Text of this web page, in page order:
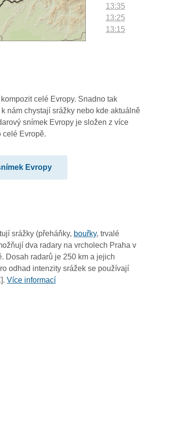
13:35
13:25
13:15
12:15
12:05
11:55
10:15
10:05
09:55
09:45
celé Evropy. Snadno tak
nám chystají srážky nebo kde aktuálně
snímek Evropy je složen z více
celé Evropě.
Evropy
srážky (přeháňky, bouřky, trvalé
dva radary na vrcholech Praha v
Dosah radarů je 250 km a jejich
odhad intenzity srážek se používají
Více informací